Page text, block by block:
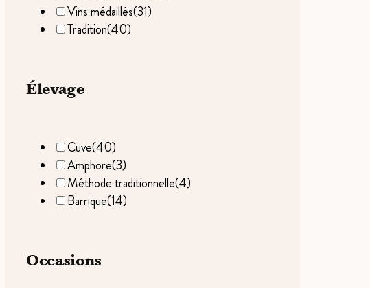
Vins médaillés(31)
Tradition(40)
Élevage
Cuve(40)
Amphore(3)
Méthode traditionnelle(4)
Barrique(14)
Occasions